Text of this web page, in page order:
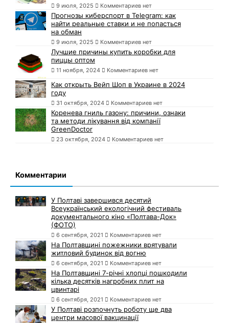
9 июля, 2025 Комментариев нет
Прогнозы киберспорт в Telegram: как
найти реальные ставки и не попасться
на обман
9 июля, 2025 Комментариев нет
Лучшие причины купить коробки для
пиццы оптом
11 ноября, 2024 Комментариев нет
Как открыть Вейп Шоп в Украине в 2024
году
31 октября, 2024 Комментариев нет
Коренева гниль газону: причини, ознаки
та методи лікування від компанії
GreenDoctor
23 октября, 2024 Комментариев нет
Комментарии
У Полтаві завершився десятий
Всеукраїнський екологічний фестиваль
документального кіно «Полтава-Док»
(ФОТО)
6 сентября, 2021 Комментариев нет
На Полтавщині пожежники врятували
житловий будинок від вогню
6 сентября, 2021 Комментариев нет
На Полтавщині 7-річні хлопці пошкодили
кілька десятків нагробних плит на
цвинтарі
6 сентября, 2021 Комментариев нет
У Полтаві розпочнуть роботу ще два
центри масової вакцинації